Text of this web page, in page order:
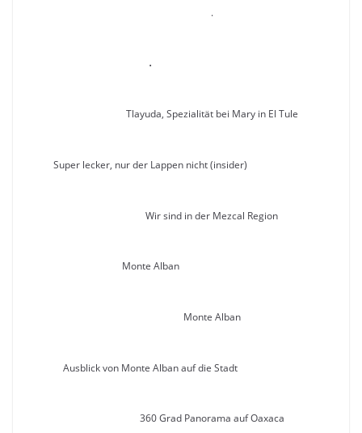
.
.
Tlayuda, Spezialität bei Mary in El Tule
Super lecker, nur der Lappen nicht (insider)
Wir sind in der Mezcal Region
Monte Alban
Monte Alban
Ausblick von Monte Alban auf die Stadt
360 Grad Panorama auf Oaxaca